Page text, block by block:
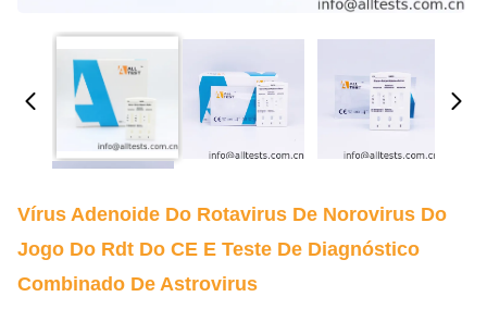
Vírus Adenoide Do Rotavirus De Norovirus Do
Jogo Do Rdt Do CE E Teste De Diagnóstico
Combinado De Astrovirus